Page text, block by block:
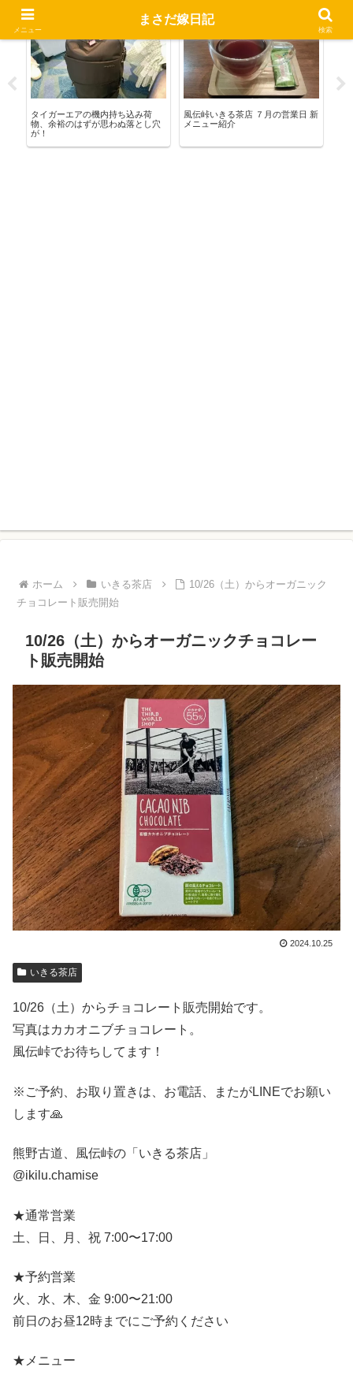
タイガーエアの機内持ち込み荷
物、余裕のはずが思わぬ落とし穴
が！
いきる茶店
風伝峠いきる茶店 ７月の営業日 新
メニュー紹介
ホーム いきる茶店
10/26（土）からオーガニック
チョコレート販売開始
10/26（土）からオーガニックチョコレー
ト販売開始
2024.10.25
いきる茶店
10/26（土）からチョコレート販売開始です。
写真はカカオニブチョコレート。
風伝峠でお待ちしてます！
※ご予約、お取り置きは、お電話、またがLINEでお願い
します🙏
熊野古道、風伝峠の「いきる茶店」
@ikilu.chamise
★通常営業
土、日、月、祝 7:00〜17:00
★予約営業
火、水、木、金 9:00〜21:00
前日のお昼12時までにご予約ください
★メニュー
メニュー
まさだ嫁日記
検索